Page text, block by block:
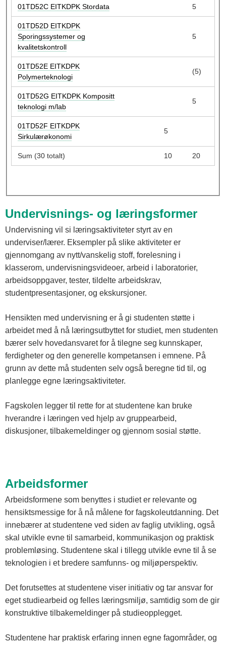
01TD52C EITKDPK Stordata 5
01TD52D EITKDPK
Sporingssystemer og
kvalitetskontroll
5
01TD52E EITKDPK
Polymerteknologi
(5)
01TD52G EITKDPK Kompositt
teknologi m/lab
5
01TD52F EITKDPK
Sirkulærøkonomi
5
Sum (30 totalt) 10 20
Undervisnings- og læringsformer
Undervisning vil si læringsaktiviteter styrt av en
underviser/lærer. Eksempler på slike aktiviteter er
gjennomgang av nytt/vanskelig stoff, forelesning i
klasserom, undervisningsvideoer, arbeid i laboratorier,
arbeidsoppgaver, tester, tildelte arbeidskrav,
studentpresentasjoner, og ekskursjoner.
Hensikten med undervisning er å gi studenten støtte i
arbeidet med å nå læringsutbyttet for studiet, men studenten
bærer selv hovedansvaret for å tilegne seg kunnskaper,
ferdigheter og den generelle kompetansen i emnene. På
grunn av dette må studenten selv også beregne tid til, og
planlegge egne læringsaktiviteter.
Fagskolen legger til rette for at studentene kan bruke
hverandre i læringen ved hjelp av gruppearbeid,
diskusjoner, tilbakemeldinger og gjennom sosial støtte.
Arbeidsformer
Arbeidsformene som benyttes i studiet er relevante og
hensiktsmessige for å nå målene for fagskoleutdanning. Det
innebærer at studentene ved siden av faglig utvikling, også
skal utvikle evne til samarbeid, kommunikasjon og praktisk
problemløsing. Studentene skal i tillegg utvikle evne til å se
teknologien i et bredere samfunns- og miljøperspektiv.
Det forutsettes at studentene viser initiativ og tar ansvar for
eget studiearbeid og felles læringsmiljø, samtidig som de gir
konstruktive tilbakemeldinger på studieopplegget.
Studentene har praktisk erfaring innen egne fagområder, og